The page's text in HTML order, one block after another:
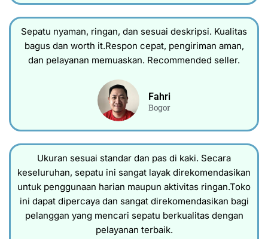
Sepatu nyaman, ringan, dan sesuai deskripsi. Kualitas
bagus dan worth it.Respon cepat, pengiriman aman,
dan pelayanan memuaskan. Recommended seller.
Fahri
Bogor
Ukuran sesuai standar dan pas di kaki. Secara
keseluruhan, sepatu ini sangat layak direkomendasikan
untuk penggunaan harian maupun aktivitas ringan.Toko
ini dapat dipercaya dan sangat direkomendasikan bagi
pelanggan yang mencari sepatu berkualitas dengan
pelayanan terbaik.